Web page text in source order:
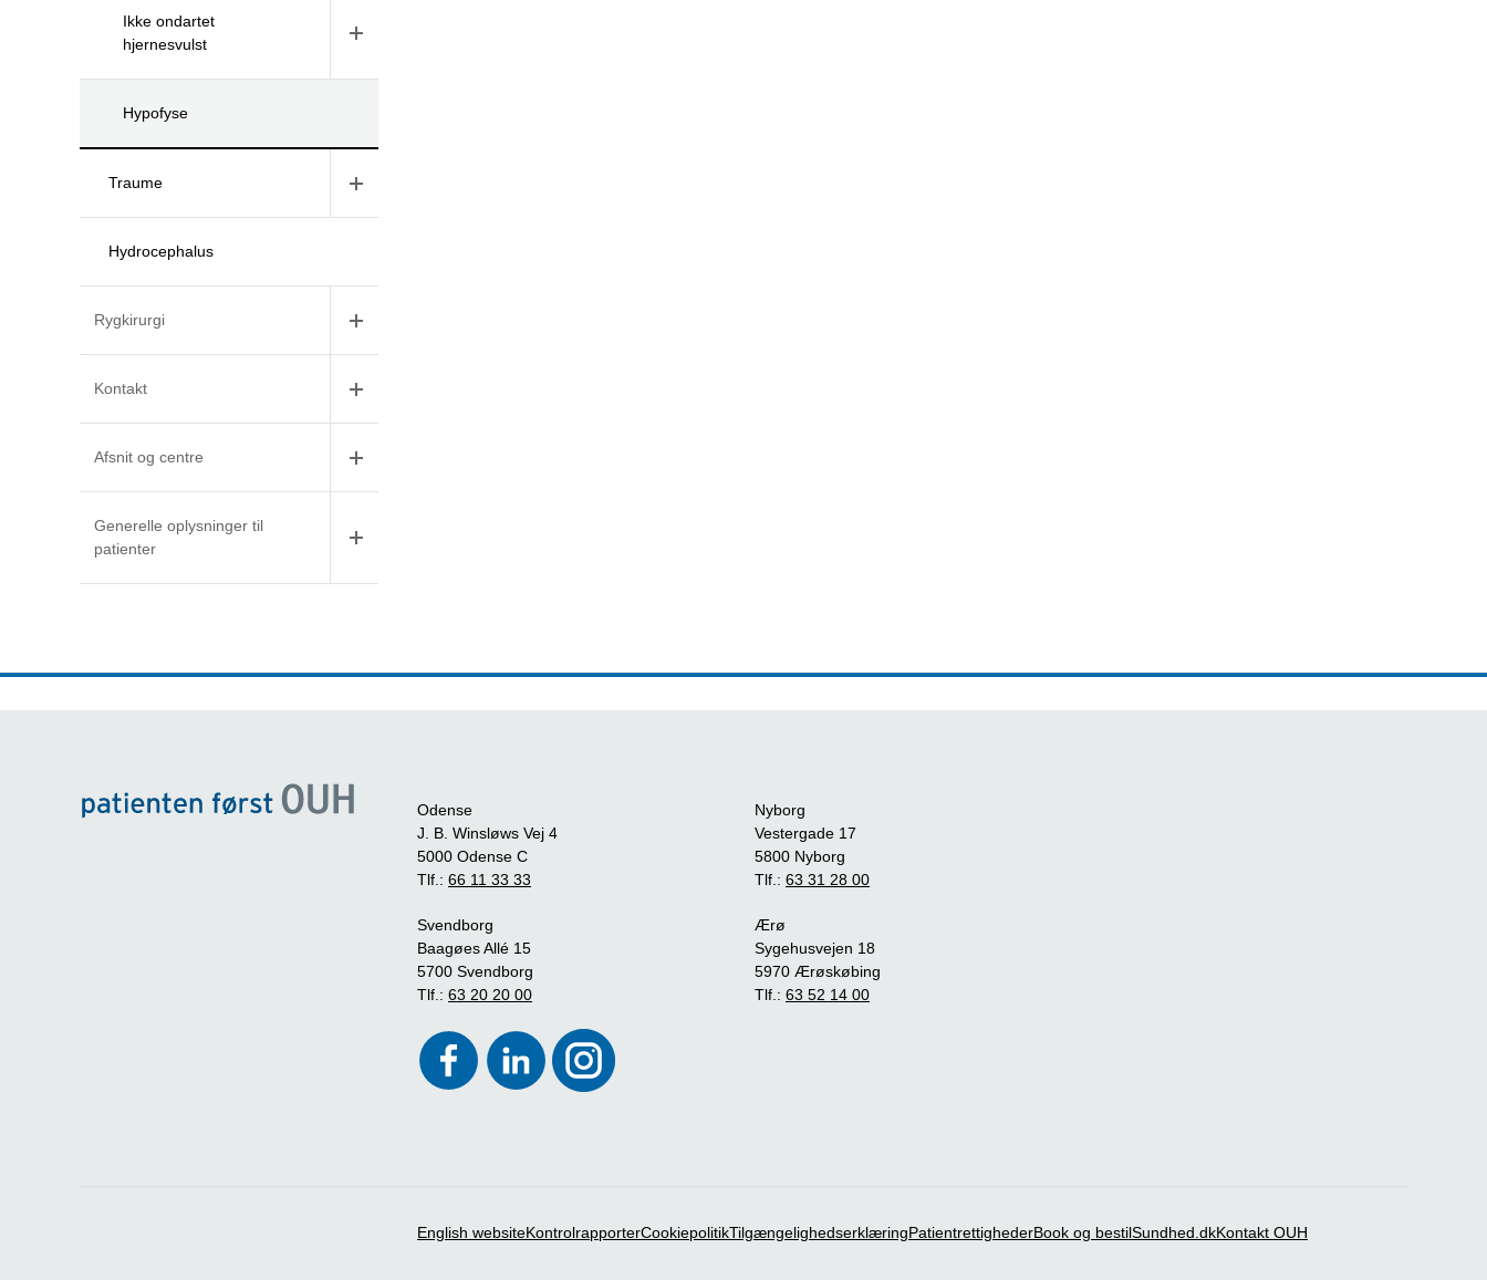
Ikke ondartet
hjernesvulst
Hypofyse
Traume
Hydrocephalus
Rygkirurgi
Kontakt
Afsnit og centre
Generelle oplysninger til
patienter
Odense
J. B. Winsløws Vej 4
5000 Odense C
Tlf.: 66 11 33 33
Svendborg
Baagøes Allé 15
5700 Svendborg
Tlf.: 63 20 20 00
Nyborg
Vestergade 17
5800 Nyborg
Tlf.: 63 31 28 00
Ærø
Sygehusvejen 18
5970 Ærøskøbing
Tlf.: 63 52 14 00
English websiteKontrolrapporterCookiepolitikTilgængelighedserklæringPatientrettighederBook og bestilSundhed.dkKontakt OUH